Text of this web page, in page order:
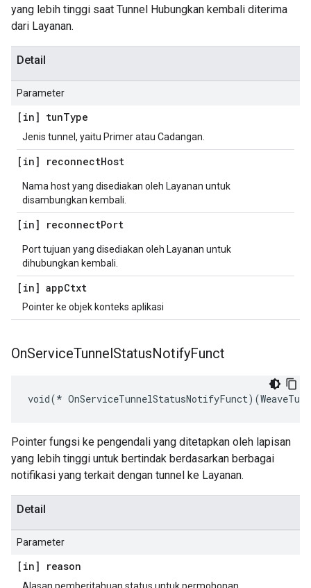
yang lebih tinggi saat Tunnel Hubungkan kembali diterima
dari Layanan.
Detail
Parameter
[in] tunType
Jenis tunnel, yaitu Primer atau Cadangan.
[in] reconnectHost
Nama host yang disediakan oleh Layanan untuk
disambungkan kembali.
[in] reconnectPort
Port tujuan yang disediakan oleh Layanan untuk
dihubungkan kembali.
[in] appCtxt
Pointer ke objek konteks aplikasi
OnServiceTunnelStatusNotifyFunct
void(*
Pointer fungsi ke pengendali yang ditetapkan oleh lapisan
yang lebih tinggi untuk bertindak berdasarkan berbagai
notifikasi yang terkait dengan tunnel ke Layanan.
Detail
Parameter
[in] reason